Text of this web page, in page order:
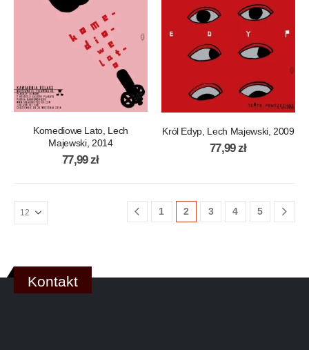
Komediowe Lato, Lech
Majewski, 2014
77,99zł
Król Edyp, Lech Majewski, 2009
77,99zł
1 2 3 4 5
Kontakt